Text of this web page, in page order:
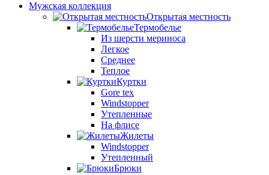
Мужская коллекция
Открытая местность
Термобелье
Из шерсти мериноса
Легкое
Среднее
Теплое
Куртки
Gore tex
Windstopper
Утепленные
На флисе
Жилеты
Windstopper
Утепленный
Брюки